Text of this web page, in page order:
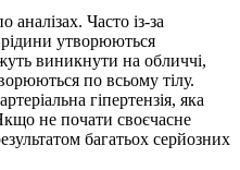
Часто із-за
утворюються
виникнути на обличчі,
по всьому тілу.
гіпертензія, яка
не почати своєчасне
багатьох серйозних